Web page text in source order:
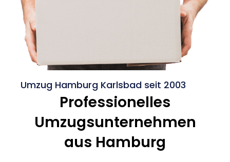
Umzug Hamburg Karlsbad seit 2003
Professionelles
Umzugsunternehmen
aus Hamburg